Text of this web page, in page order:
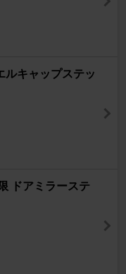
ルキャップステッ
ドアミラーステ